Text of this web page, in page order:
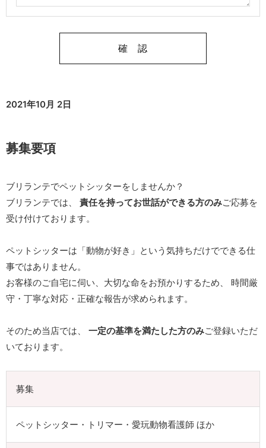
2021年10月 2日
募集要項
ブリランテでペットシッターをしませんか？
ブリランテでは、 責任を持ってお世話ができる方のみご応募を
受け付けております。
ペットシッターは「動物が好き」という気持ちだけでできる仕
事ではありません。
お客様のご自宅に伺い、大切な命をお預かりするため、 時間厳
守・丁寧な対応・正確な報告が求められます。
そのため当店では、 一定の基準を満たした方のみご登録いただ
いております。
募集
ペットシッター・トリマー・愛玩動物看護師 ほか